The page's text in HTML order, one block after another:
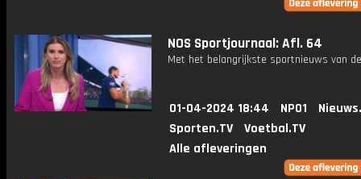
NOS Sportjournaal: Afl. 64
Met het belangrijkste sportnieuws van
01-04-2024 18:44 NPO1
Sporten.TV
Voetbal.TV
Alle afleveringen